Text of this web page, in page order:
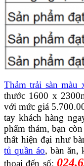
Thảm trải sàn màu
thước 1600 x
với mức giá
tay khách hàng
phẩm thảm, bạn
thất hiện đại như
tủ quần áo, bàn ăn,
thoại đến số: